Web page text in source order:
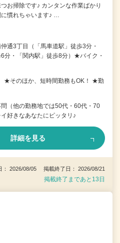
お掃除です♪ カンタンな作業ばかり
慣れちゃいます♪ …
通3丁目（「馬車道駅」徒歩3分・
6分・「関内駅」徒歩8分）★バイク・
★そのほか、短時間勤務もOK！ ★勤
（他の勤務地では50代・60代・70
好きなあなたにピッタリ♪
詳細を見る
： 2026/08/05 掲載終了日： 2026/08/21
掲載終了まであと13日